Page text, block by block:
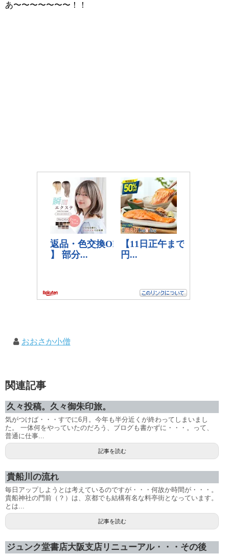
あ〜〜〜〜〜〜〜！！
おおさか小僧
関連記事
久々投稿。久々御朱印旅。
気がつけば・・・すでに6月。今年も半分近くが終わってしまいまし
た。 一体何をやっていたのだろう、ブログも書かずに・・・。って、
普通に仕事...
記事を読む
貴船川の流れ
毎日アップしようとは考えているのですが・・・何故か時間が・・・。
貴船神社の門前（？）は、京都でも結構有名な料亭街となっています。
とは...
記事を読む
ジュンク堂書店大阪支店リニューアル・・・その後